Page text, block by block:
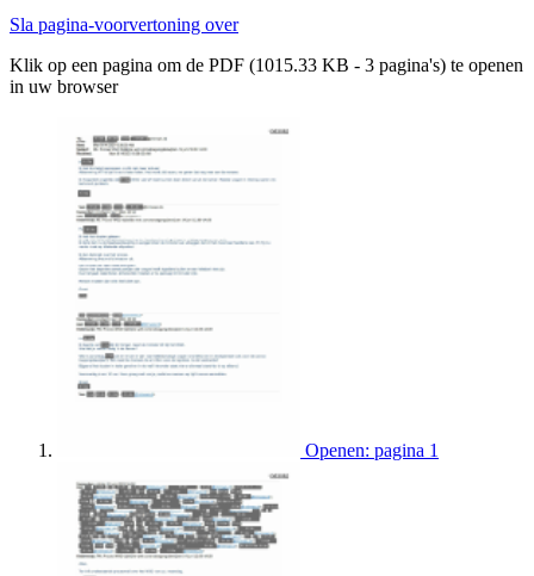
Sla pagina-voorvertoning over
Klik op een pagina om de PDF (1015.33 KB - 3 pagina's) te openen
in uw browser
Openen: pagina 1